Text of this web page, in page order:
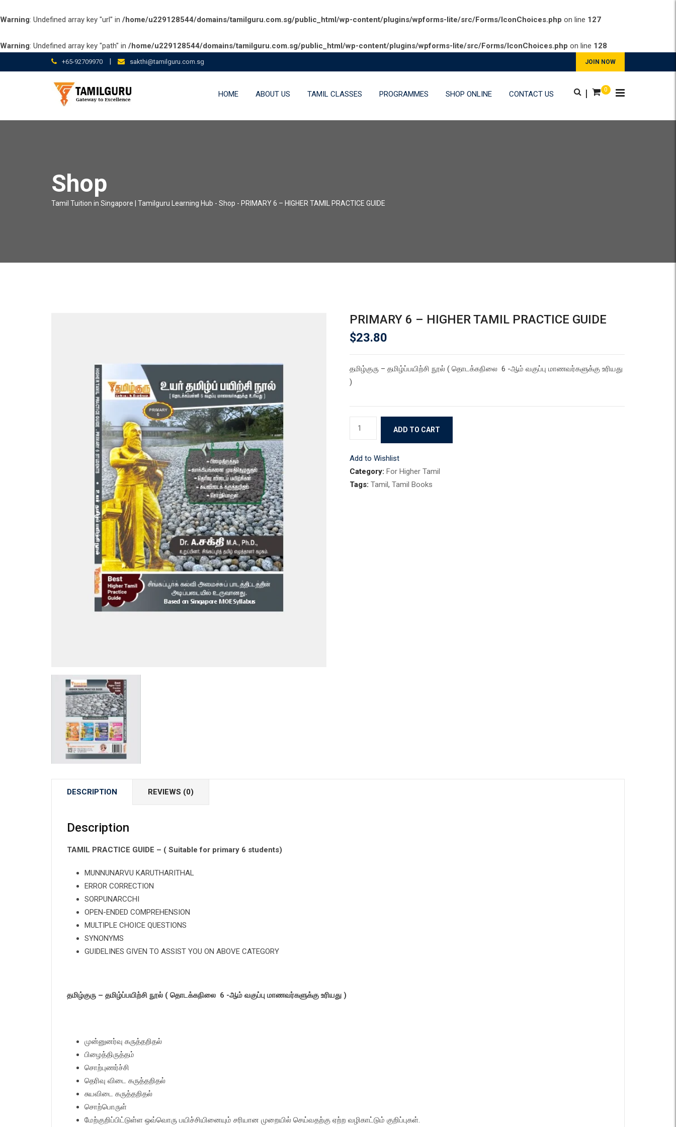
Warning: Undefined array key "url" in /home/u229128544/domains/tamilguru.com.sg/public_html/wp-content/plugins/wpforms-lite/src/Forms/IconChoices.php on line 127
Warning: Undefined array key "path" in /home/u229128544/domains/tamilguru.com.sg/public_html/wp-content/plugins/wpforms-lite/src/Forms/IconChoices.php on line 128
to
+65-92709970 | sakthi@tamilguru.com.sg JOIN NOW
0
|
HOME ABOUT US TAMIL CLASSES PROGRAMMES SHOP ONLINE CONTACT US
Shop
Tamil Tuition in Singapore | Tamilguru Learning Hub - Shop - PRIMARY 6 – HIGHER TAMIL PRACTICE GUIDE
PRIMARY 6 – HIGHER TAMIL PRACTICE GUIDE
$23.80
தமிழ்குரு – தமிழ்ப்பயிற்சி நூல் ( தொடக்கநிலை 6 -ஆம் வகுப்பு மாணவர்களுக்கு உரியது
)
HIGHER
TAMIL
PRACTICE
ADD TO CART
Add to Wishlist
Category: For Higher Tamil
Tags: Tamil, Tamil Books
DESCRIPTION REVIEWS (0)
Description
TAMIL PRACTICE GUIDE – ( Suitable for primary 6 students)
MUNNUNARVU KARUTHARITHAL
ERROR CORRECTION
SORPUNARCCHI
OPEN-ENDED COMPREHENSION
MULTIPLE CHOICE QUESTIONS
SYNONYMS
GUIDELINES GIVEN TO ASSIST YOU ON ABOVE CATEGORY
தமிழ்குரு – தமிழ்ப்பயிற்சி நூல் ( தொடக்கநிலை 6 -ஆம் வகுப்பு மாணவர்களுக்கு உரியது )
முன்னுனர்வு கருத்தறிதல்
பிழைத்திருத்தம்
சொற்புணர்ச்சி
தெரிவு விடை கருத்தறிதல்
சுயவிடை கருத்தறிதல்
சொற்பொருள்
மேற்குறிப்பிட்டுள்ள ஒவ்வொரு பயிச்சியினையும் சரியான முறையில் செய்வதற்கு ஏற்ற வழிகாட்டும் குறிப்புகள்.